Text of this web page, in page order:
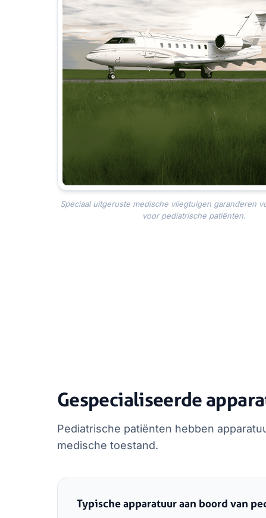
Speciaal uitgeruste medische vliegtuigen garanderen
voor pediatrische patiënten.
Gespecialiseerde
Pediatrische patiënten hebben
medische toestand.
Typische apparatuur aan boord van